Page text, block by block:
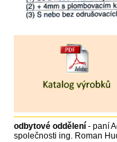
odbytové oddělení - paní
společnosti ing. Roman